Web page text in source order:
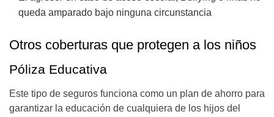
queda amparado bajo ninguna circunstancia
Otros coberturas que protegen a los niños
Póliza Educativa
Este tipo de seguros funciona como un plan de ahorro para
garantizar la educación de cualquiera de los hijos del